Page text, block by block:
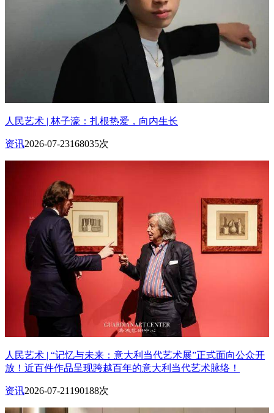
人民艺术 | 林子濠：扎根热爱，向内生长
资讯2026-07-23168035次
人民艺术 | “记忆与未来：意大利当代艺术展”正式面向公众开
放！近百件作品呈现跨越百年的意大利当代艺术脉络！
资讯2026-07-21 190188次